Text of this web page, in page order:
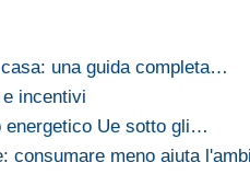
una guida completa…
incentivi
energetico Ue sotto gli…
consumare meno aiuta